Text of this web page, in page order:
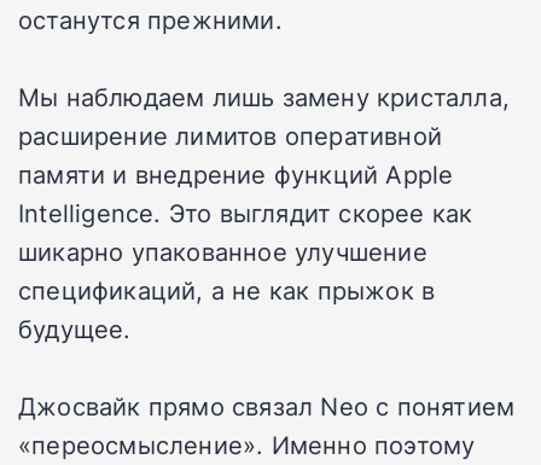
останутся прежними.
Мы наблюдаем лишь замену кристалла,
расширение лимитов оперативной
памяти и внедрение функций Apple
Intelligence. Это выглядит скорее как
шикарно упакованное улучшение
спецификаций, а не как прыжок в
будущее.
Джосвайк прямо связал Neo с понятием
«переосмысление». Именно поэтому